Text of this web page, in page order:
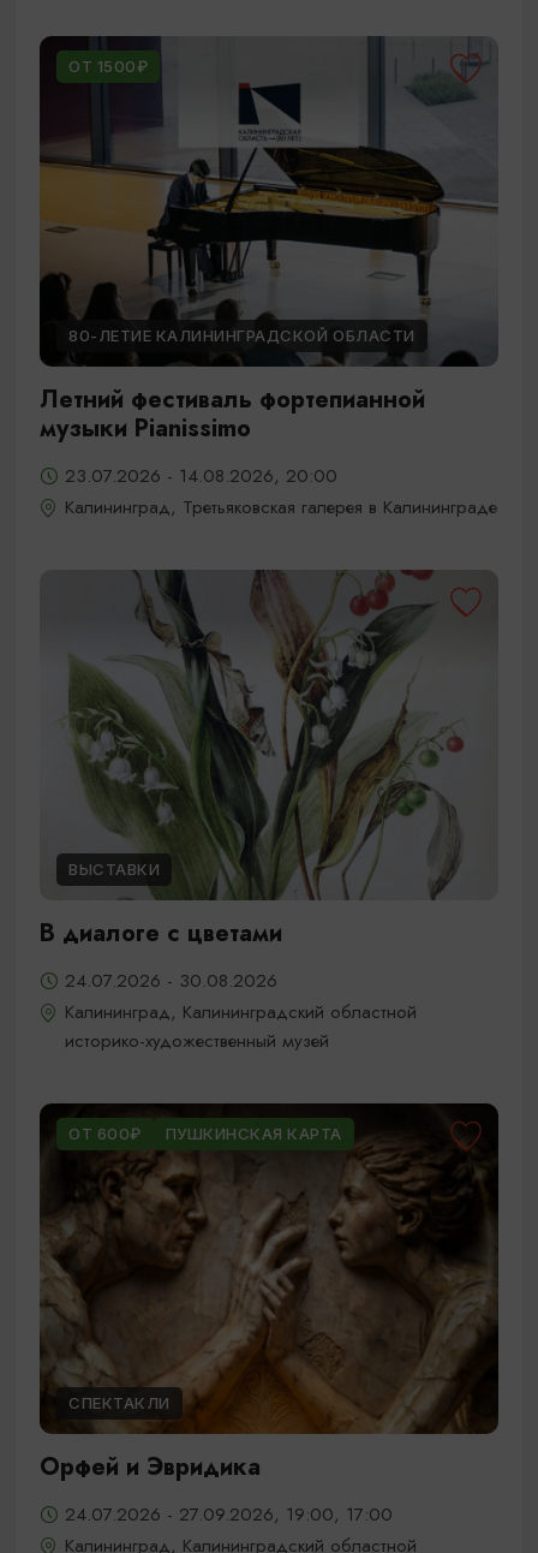
ОТ 1500₽
80-ЛЕТИЕ КАЛИНИНГРАДСКОЙ ОБЛАСТИ
Летний фестиваль фортепианной
музыки Pianissimo
23.07.2026 - 14.08.2026, 20:00
Калининград, Третьяковская галерея в Калининграде
ВЫСТАВКИ
В диалоге с цветами
24.07.2026 - 30.08.2026
Калининград, Калининградский областной
историко-художественный музей
ОТ 600₽ ПУШКИНСКАЯ КАРТА
СПЕКТАКЛИ
Орфей и Эвридика
24.07.2026 - 27.09.2026, 19:00, 17:00
Калининград, Калининградский областной